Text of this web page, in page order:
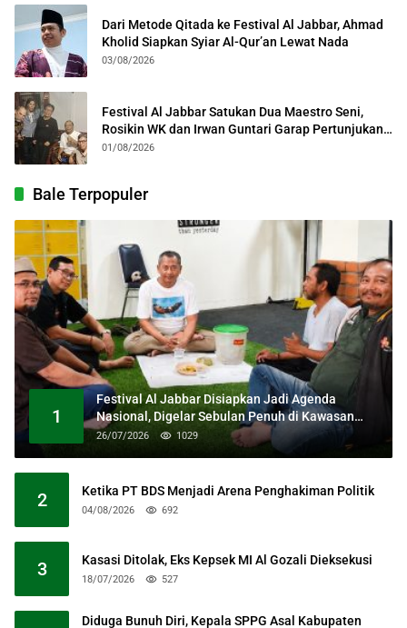
Dari Metode Qitada ke Festival Al Jabbar, Ahmad
Kholid Siapkan Syiar Al-Qur’an Lewat Nada
03/08/2026
Festival Al Jabbar Satukan Dua Maestro Seni,
Rosikin WK dan Irwan Guntari Garap Pertunjukan
Kolosal
01/08/2026
Bale Terpopuler
1
Festival Al Jabbar Disiapkan Jadi Agenda
Nasional, Digelar Sebulan Penuh di Kawasan
Masjid Raya Al Jabbar
26/07/2026 1029
2 Ketika PT BDS Menjadi Arena Penghakiman Politik
04/08/2026 692
3 Kasasi Ditolak, Eks Kepsek MI Al Gozali Dieksekusi
18/07/2026 527
Diduga Bunuh Diri, Kepala SPPG Asal Kabupaten